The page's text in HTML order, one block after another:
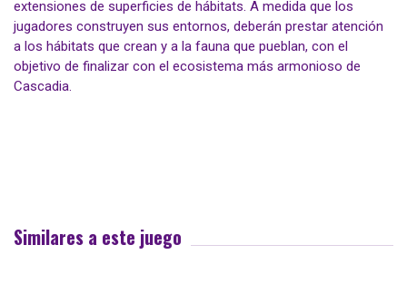
extensiones de superficies de hábitats. A medida que los
jugadores construyen sus entornos, deberán prestar atención
a los hábitats que crean y a la fauna que pueblan, con el
objetivo de finalizar con el ecosistema más armonioso de
Cascadia.
Similares a este juego